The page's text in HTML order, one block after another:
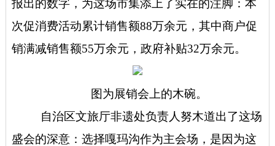
报出的数字，为这场市集添上了实在的注脚：本
次促消费活动累计销售额88万余元，其中商户促
销满减销售额55万余元，政府补贴32万余元。
图为展销会上的木碗。
自治区文旅厅非遗处负责人努木道出了这场
盛会的深意：选择嘎玛沟作为主会场，是因为这